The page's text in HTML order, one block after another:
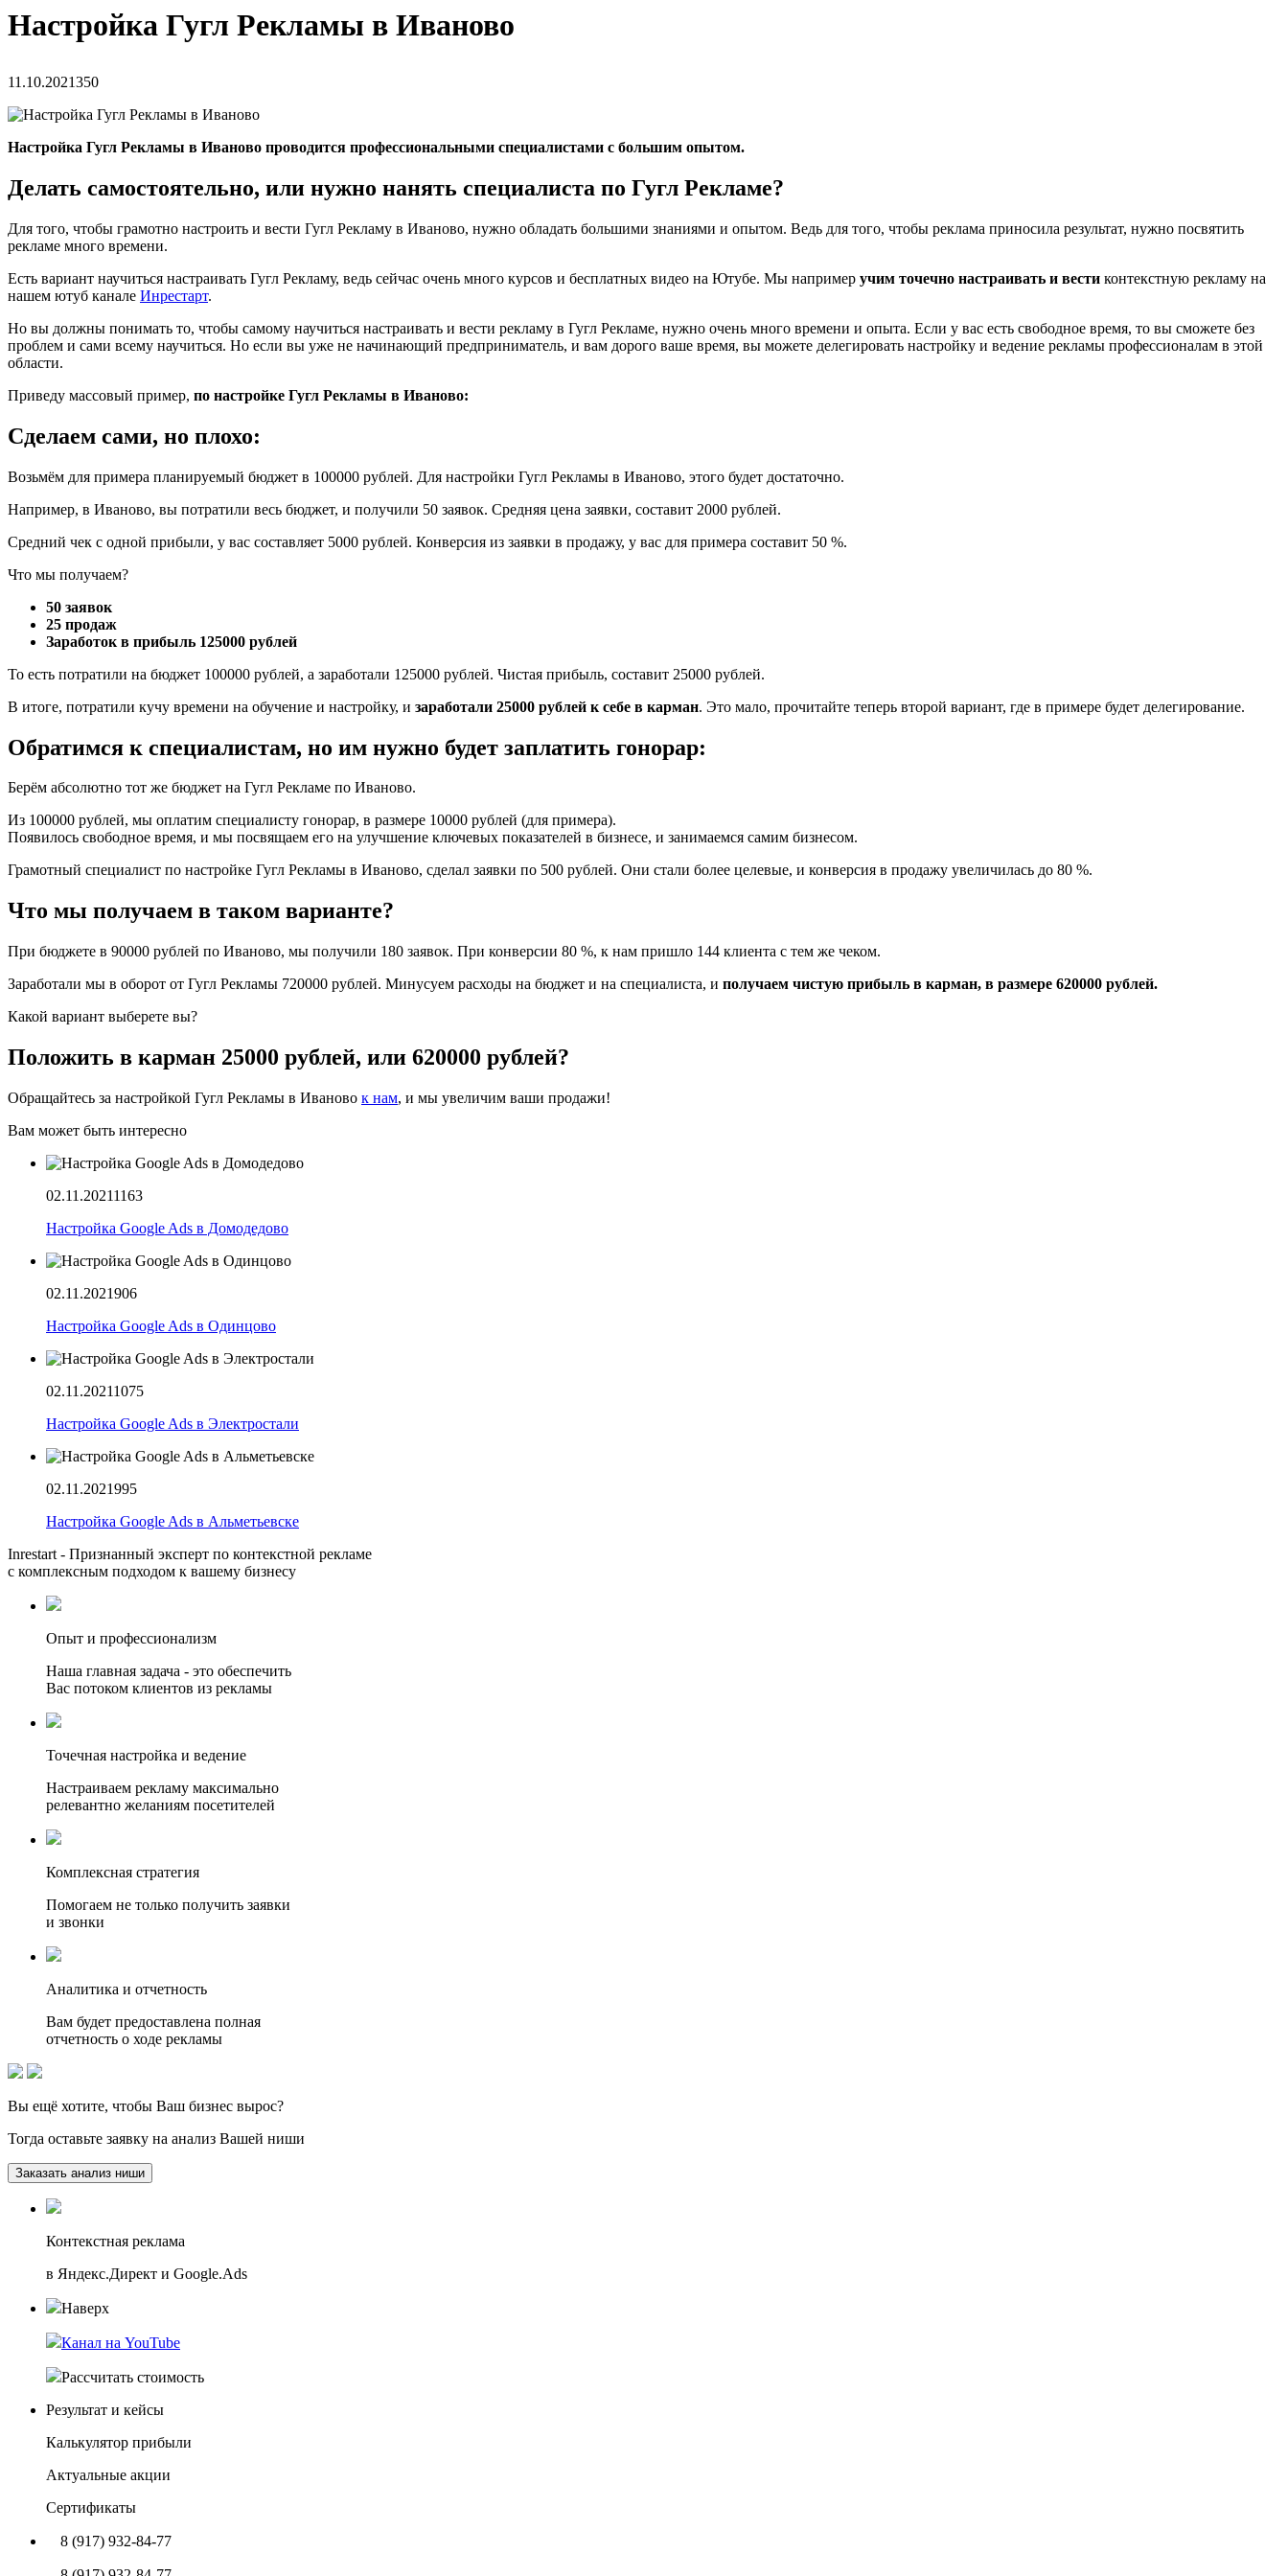
Настройка Гугл Рекламы в Иваново
11.10.2021350
Настройка Гугл Рекламы в Иваново проводится профессиональными специалистами с большим опытом.
Делать самостоятельно, или нужно нанять специалиста по Гугл Рекламе?
Для того, чтобы грамотно настроить и вести Гугл Рекламу в Иваново, нужно обладать большими знаниями и опытом. Ведь для того, чтобы реклама приносила результат, нужно посвятить
рекламе много времени.
Есть вариант научиться настраивать Гугл Рекламу, ведь сейчас очень много курсов и бесплатных видео на Ютубе. Мы например учим точечно настраивать и вести контекстную рекламу на
нашем ютуб канале Инрестарт.
Но вы должны понимать то, чтобы самому научиться настраивать и вести рекламу в Гугл Рекламе, нужно очень много времени и опыта. Если у вас есть свободное время, то вы сможете без
проблем и сами всему научиться. Но если вы уже не начинающий предприниматель, и вам дорого ваше время, вы можете делегировать настройку и ведение рекламы профессионалам в этой
области.
Приведу массовый пример, по настройке Гугл Рекламы в Иваново:
Сделаем сами, но плохо:
Возьмём для примера планируемый бюджет в 100000 рублей. Для настройки Гугл Рекламы в Иваново, этого будет достаточно.
Например, в Иваново, вы потратили весь бюджет, и получили 50 заявок. Средняя цена заявки, составит 2000 рублей.
Средний чек с одной прибыли, у вас составляет 5000 рублей. Конверсия из заявки в продажу, у вас для примера составит 50 %.
Что мы получаем?
50 заявок
25 продаж
Заработок в прибыль 125000 рублей
То есть потратили на бюджет 100000 рублей, а заработали 125000 рублей. Чистая прибыль, составит 25000 рублей.
В итоге, потратили кучу времени на обучение и настройку, и заработали 25000 рублей к себе в карман. Это мало, прочитайте теперь второй вариант, где в примере будет делегирование.
Обратимся к специалистам, но им нужно будет заплатить гонорар:
Берём абсолютно тот же бюджет на Гугл Рекламе по Иваново.
Из 100000 рублей, мы оплатим специалисту гонорар, в размере 10000 рублей (для примера).
Появилось свободное время, и мы посвящаем его на улучшение ключевых показателей в бизнесе, и занимаемся самим бизнесом.
Грамотный специалист по настройке Гугл Рекламы в Иваново, сделал заявки по 500 рублей. Они стали более целевые, и конверсия в продажу увеличилась до 80 %.
Что мы получаем в таком варианте?
При бюджете в 90000 рублей по Иваново, мы получили 180 заявок. При конверсии 80 %, к нам пришло 144 клиента с тем же чеком.
Заработали мы в оборот от Гугл Рекламы 720000 рублей. Минусуем расходы на бюджет и на специалиста, и получаем чистую прибыль в карман, в размере 620000 рублей.
Какой вариант выберете вы?
Положить в карман 25000 рублей, или 620000 рублей?
Обращайтесь за настройкой Гугл Рекламы в Иваново к нам, и мы увеличим ваши продажи!
Вам может быть интересно
02.11.20211163
Настройка Google Ads в Домодедово
02.11.2021906
Настройка Google Ads в Одинцово
02.11.20211075
Настройка Google Ads в Электростали
02.11.2021995
Настройка Google Ads в Альметьевске
Inrestart - Признанный эксперт по контекстной рекламе
с комплексным подходом к вашему бизнесу
Опыт и профессионализм
Наша главная задача - это обеспечить
Вас потоком клиентов из рекламы
Точечная настройка и ведение
Настраиваем рекламу максимально
релевантно желаниям посетителей
Комплексная стратегия
Помогаем не только получить заявки
и звонки
Аналитика и отчетность
Вам будет предоставлена полная
отчетность о ходе рекламы
Вы ещё хотите, чтобы Ваш бизнес вырос?
Тогда оставьте заявку на анализ Вашей ниши
Заказать анализ ниши
Контекстная реклама
в Яндекс.Директ и Google.Ads
Наверх
Канал на YouTube
Рассчитать стоимость
Результат и кейсы
Калькулятор прибыли
Актуальные акции
Сертификаты
8 (917) 932-84-77